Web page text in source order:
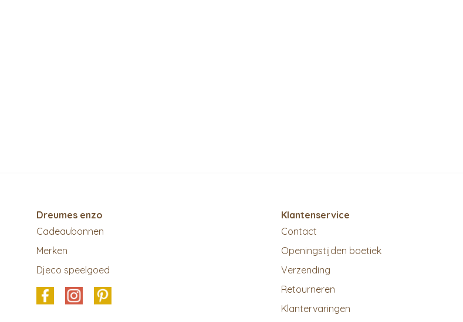
Dreumes enzo
Cadeaubonnen
Merken
Djeco speelgoed
Klantenservice
Contact
Openingstijden boetiek
Verzending
Retourneren
Klantervaringen